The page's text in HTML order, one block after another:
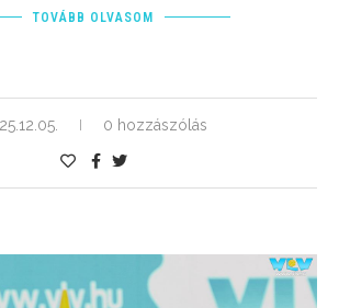
TOVÁBB OLVASOM
0 hozzászólás